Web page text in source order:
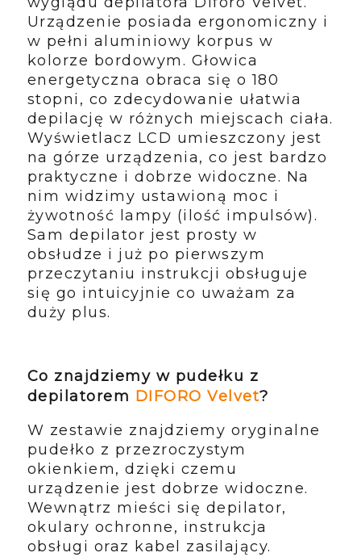
Urządzenie posiada ergonomiczny i
w pełni aluminiowy korpus w
kolorze bordowym. Głowica
energetyczna obraca się o 180
stopni, co zdecydowanie ułatwia
depilację w różnych miejscach ciała.
Wyświetlacz LCD umieszczony jest
na górze urządzenia, co jest bardzo
praktyczne i dobrze widoczne. Na
nim widzimy ustawioną moc i
żywotność lampy (ilość impulsów).
Sam depilator jest prosty w
obsłudze i już po pierwszym
przeczytaniu instrukcji obsługuje
się go intuicyjnie co uważam za
duży plus.
Co znajdziemy w pudełku z
depilatorem DIFORO Velvet?
W zestawie znajdziemy oryginalne
pudełko z przezroczystym
okienkiem, dzięki czemu
urządzenie jest dobrze widoczne.
Wewnątrz mieści się depilator,
okulary ochronne, instrukcja
obsługi oraz kabel zasilający.